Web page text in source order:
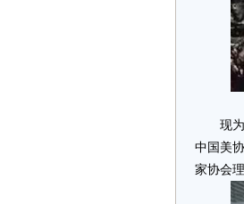
现为国
中国美
家协会